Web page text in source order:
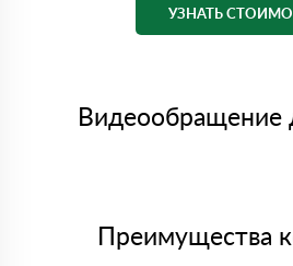
УЗНАТЬ
Видеообращение
Преимущества